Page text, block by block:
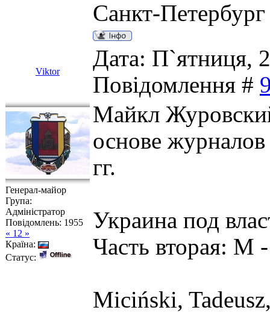
Санкт-Петербург
Viktor
Дата: П`ятниця,
Повідомлення #
Генерал-майор
Група:
Адміністратор
Повідомлень: 1955
« 12 »
Країна:
Статус:
Майкл
основе
гг.
Украина под
Часть вторая: M
Miciński,